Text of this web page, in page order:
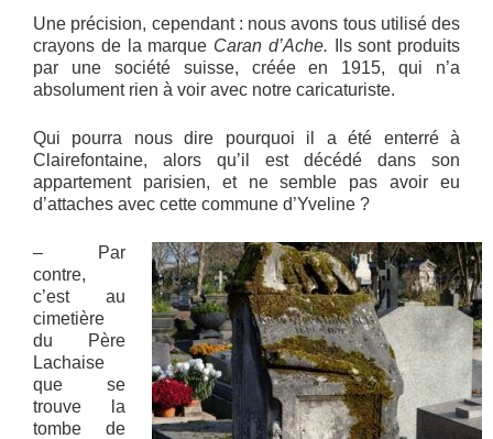
Une précision, cependant : nous avons tous utilisé des
crayons de la marque Caran d’Ache. Ils sont produits
par une société suisse, créée en 1915, qui n’a
absolument rien à voir avec notre caricaturiste.
Qui pourra nous dire pourquoi il a été enterré à
Clairefontaine, alors qu’il est décédé dans son
appartement parisien, et ne semble pas avoir eu
d’attaches avec cette commune d’Yveline ?
– Par
contre,
c’est au
cimetière
du Père
Lachaise
que se
trouve la
tombe de